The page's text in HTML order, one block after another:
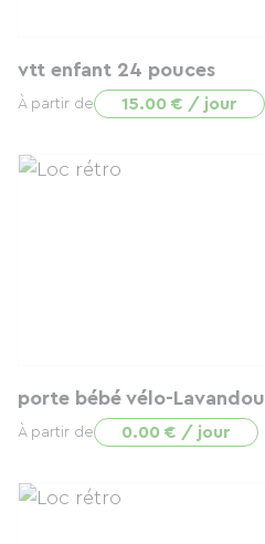
vtt enfant 24 pouces
À partir de 15.00 € / jour
porte bébé vélo-Lavandou
À partir de 0.00 € / jour